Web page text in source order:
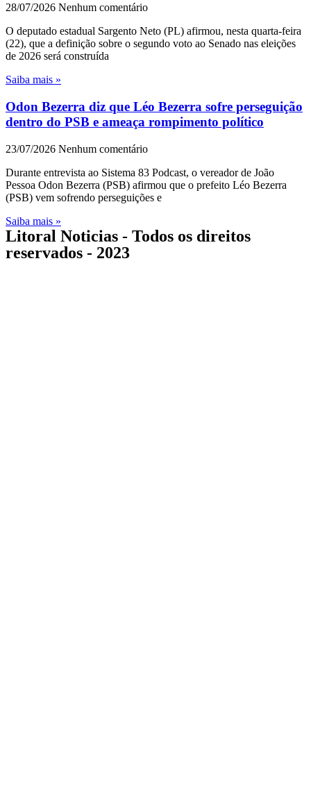
28/07/2026 Nenhum comentário
O deputado estadual Sargento Neto (PL) afirmou, nesta quarta-feira
(22), que a definição sobre o segundo voto ao Senado nas eleições
de 2026 será construída
Saiba mais »
Odon Bezerra diz que Léo Bezerra sofre perseguição
dentro do PSB e ameaça rompimento político
23/07/2026 Nenhum comentário
Durante entrevista ao Sistema 83 Podcast, o vereador de João
Pessoa Odon Bezerra (PSB) afirmou que o prefeito Léo Bezerra
(PSB) vem sofrendo perseguições e
Saiba mais »
Litoral Noticias - Todos os direitos
reservados - 2023